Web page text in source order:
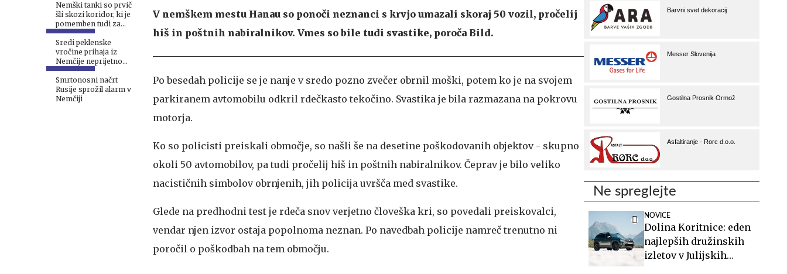
Nemški tanki so prvič
šli skozi koridor, ki je
pomemben tudi za
Rusijo. To je za zdaj
znano.
Sredi peklenske
vročine prihaja iz
Nemčije neprijetno
sporočilo
Smrtonosni načrt
Rusije sprožil alarm v
Nemčiji
V nemškem mestu Hanau so ponoči neznanci s krvjo umazali skoraj 50 vozil, pročelij
hiš in poštnih nabiralnikov. Vmes so bile tudi svastike, poroča Bild.
Po besedah policije se je nanje v sredo pozno zvečer obrnil moški, potem ko je na svojem
parkiranem avtomobilu odkril rdečkasto tekočino. Svastika je bila razmazana na pokrovu
motorja.
Ko so policisti preiskali območje, so našli še na desetine poškodovanih objektov - skupno
okoli 50 avtomobilov, pa tudi pročelij hiš in poštnih nabiralnikov. Čeprav je bilo veliko
nacističnih simbolov obrnjenih, jih policija uvršča med svastike.
Glede na predhodni test je rdeča snov verjetno človeška kri, so povedali preiskovalci,
vendar njen izvor ostaja popolnoma neznan. Po navedbah policije namreč trenutno ni
poročil o poškodbah na tem območju.
Ne spreglejte
NOVICE
Dolina Koritnice: eden
najlepših družinskih
izletov v Julijskih